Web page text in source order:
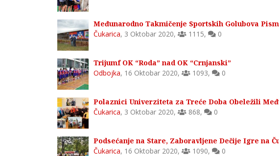
Međunarodno Takmičenje Sportskih Golubova
Čukarica, 3 Oktobar 2020, 1115, 0
Trijumf OK “Roda” nad OK “Crnjanski”
Odbojka, 16 Oktobar 2020, 1093, 0
Polaznici Univerziteta za Treće Doba Obeležili
Čukarica, 3 Oktobar 2020, 868, 0
Podsećanje na Stare, Zaboravljene Dečije Igre na
Čukarica, 16 Oktobar 2020, 1090, 0